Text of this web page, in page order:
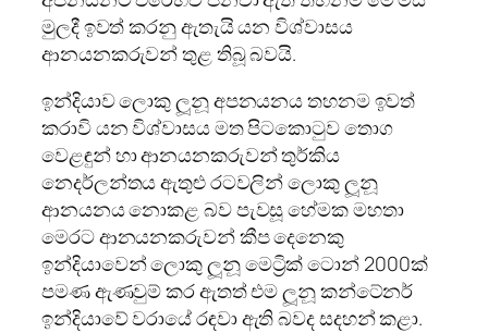
මුලදී ඉවත් කරනු ඇතැයි යන විශ්වාසය
ආනයනකරුවන් තුළ තිබූ බවයි.
ඉන්දියාව ලොකු ලූනූ අපනයනය තහනම ඉවත්
කරාවි යන විශ්වාසය මත පිටකොටුව තොග
වෙළඳුන් හා ආනයනකරුවන් තුර්කිය
නෙදර්ලන්තය ඇතුළු රටවලින් ලොකු ලූනූ
ආනයනය නොකළ බව පැවසූ හේමක මහතා
මෙරට ආනයනකරුවන් කීප දෙනෙකු
ඉන්දියාවෙන් ලොකු ලූනූ මෙට්‍රික් ටොන් 2000ක්
පමණ ඇණවුම් කර ඇතත් එම ලූනූ කන්ටේනර්
ඉන්දියාවේ වරායේ රඳවා ඇති බවද සදහන් කළා.